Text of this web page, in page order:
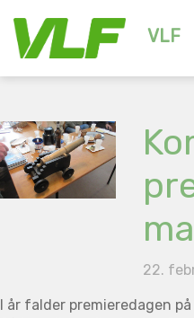
VLF
22.
I år falder premieredagen